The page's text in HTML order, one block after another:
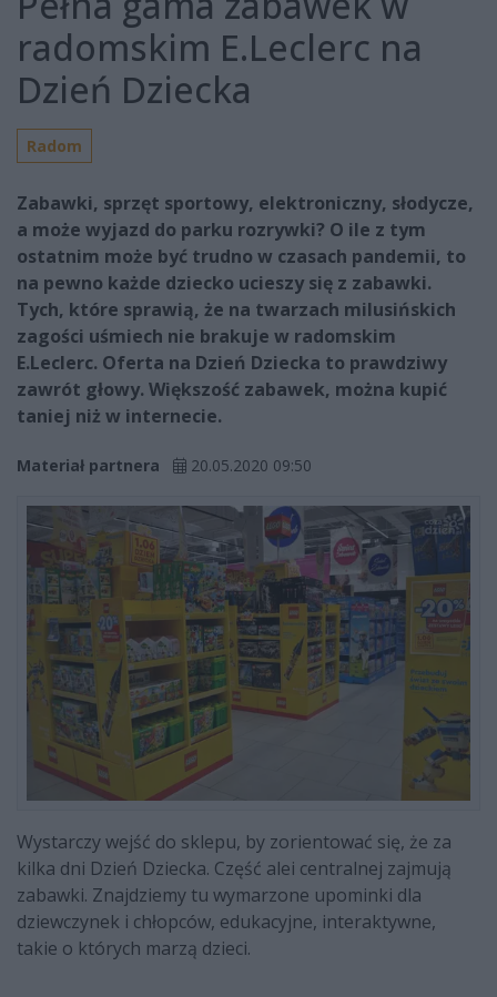
radomskim E.Leclerc na
Dzień Dziecka
Radom
Zabawki, sprzęt sportowy, elektroniczny, słodycze,
a może wyjazd do parku rozrywki? O ile z tym
ostatnim może być trudno w czasach pandemii, to
na pewno każde dziecko ucieszy się z zabawki.
Tych, które sprawią, że na twarzach milusińskich
zagości uśmiech nie brakuje w radomskim
E.Leclerc. Oferta na Dzień Dziecka to prawdziwy
zawrót głowy. Większość zabawek, można kupić
taniej niż w internecie.
Materiał partnera 20.05.2020 09:50
Wystarczy wejść do sklepu, by zorientować się, że za
kilka dni Dzień Dziecka. Część alei centralnej zajmują
zabawki. Znajdziemy tu wymarzone upominki dla
dziewczynek i chłopców, edukacyjne, interaktywne,
takie o których marzą dzieci.